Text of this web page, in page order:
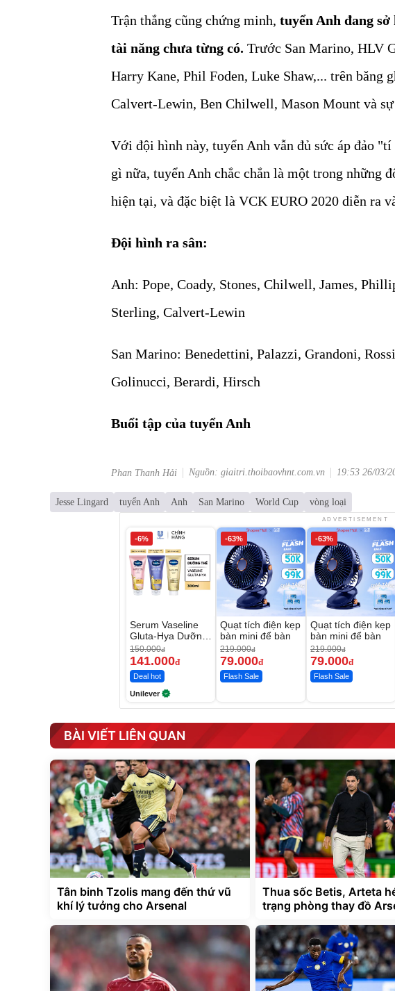
Trận thắng cũng chứng minh, tuyển Anh đang
tài năng chưa từng có. Trước San Marino, HLV
Harry Kane, Phil Foden, Luke Shaw,... trên băng
Calvert-Lewin, Ben Chilwell, Mason Mount và
Với đội hình này, tuyển Anh vẫn đủ sức áp đảo
gì nữa, tuyển Anh chắc chắn là một trong những
hiện tại, và đặc biệt là VCK EURO 2020 diễn ra
Đội hình ra sân:
Anh: Pope, Coady, Stones, Chilwell, James,
Sterling, Calvert-Lewin
San Marino: Benedettini, Palazzi, Grandoni,
Golinucci, Berardi, Hirsch
Buổi tập của tuyển Anh
Phan Thanh Hải Nguồn: giaitri.thoibaovhnt.com.vn 19:53 26/03/
Jesse Lingard tuyển Anh Anh San Marino World Cup vòng loại
ADVERTISEMENT
-6%
Serum Vaseline
Gluta-Hya Dưỡng
Da Sáng Mịn Sau
7 Ngày
150.000đ
141.000đ
Deal hot
Unilever
-63%
Quạt tích điện kẹp
bàn mini để bàn
219.000đ
79.000đ
Flash Sale
-63%
Quạt tích điện kẹp
bàn mini để bàn
219.000đ
79.000đ
Flash Sale
BÀI VIẾT LIÊN QUAN
Tân binh Tzolis mang đến thứ vũ
khí lý tưởng cho Arsenal
Thua sốc Betis, Arteta
trạng phòng thay đồ